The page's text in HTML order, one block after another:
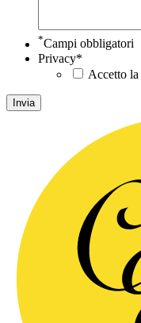
*Campi obbligatori
Privacy*
Accetto la